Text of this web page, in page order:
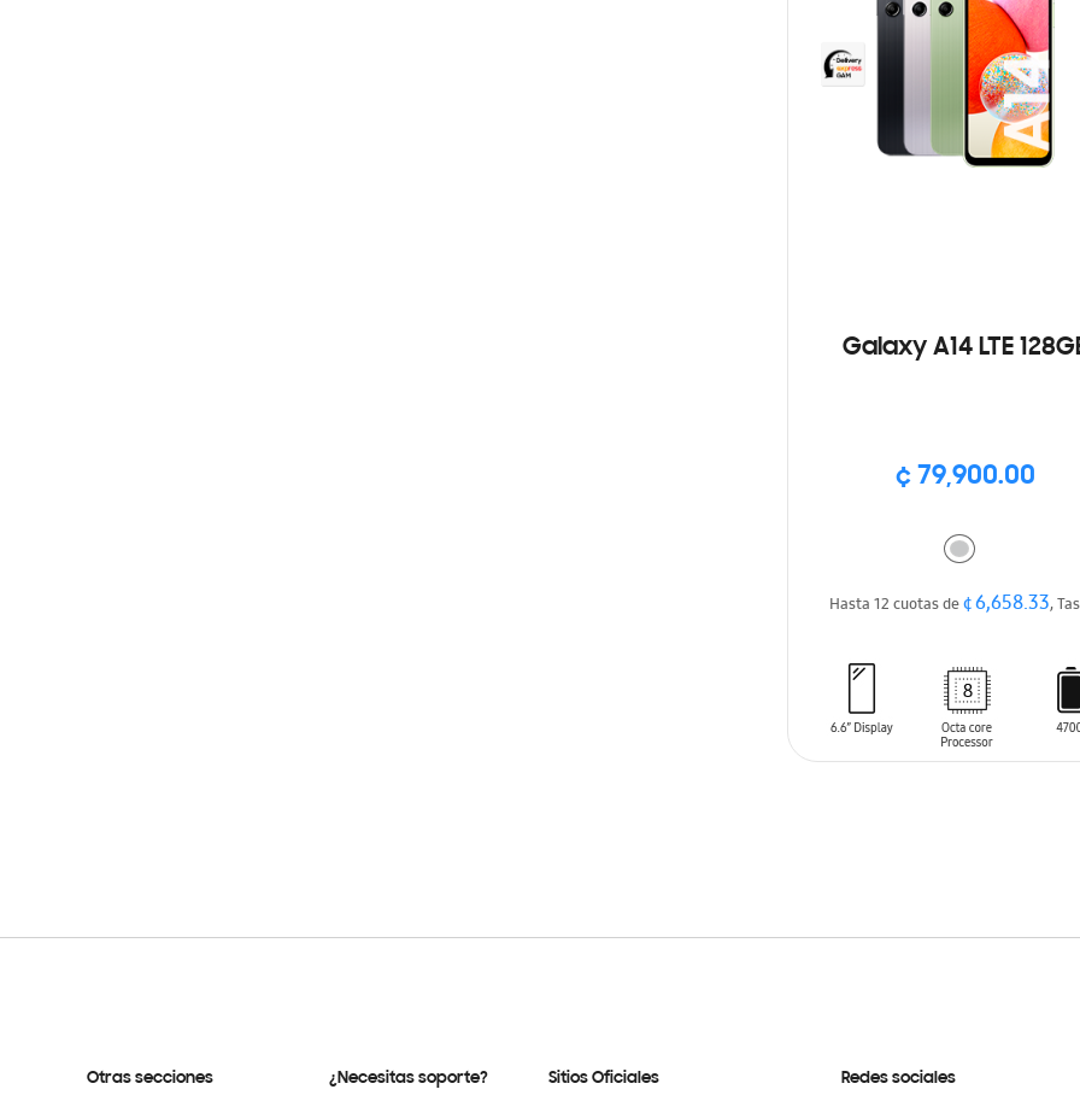
Galaxy A14 LTE
¢ 79,900.00
Hasta 12 cuotas de¢ 6,658.33,
Otras secciones ¿Necesitas soporte? Sitios Oficiales Redes sociales